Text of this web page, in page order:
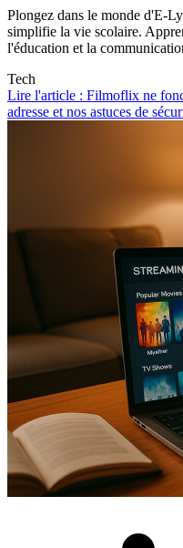
Plongez dans le monde d'E-
simplifie la vie scolaire.
l'éducation et la
Tech
Lire l'article : Filmoflix ne
adresse et nos astuces de